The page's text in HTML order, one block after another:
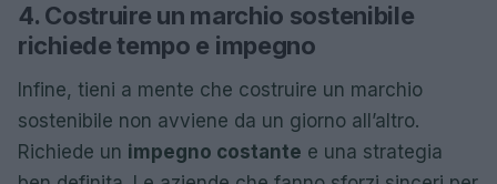
4. Costruire un marchio sostenibile
richiede tempo e impegno
Infine, tieni a mente che costruire un marchio
sostenibile non avviene da un giorno all’altro.
Richiede un impegno costante e una strategia